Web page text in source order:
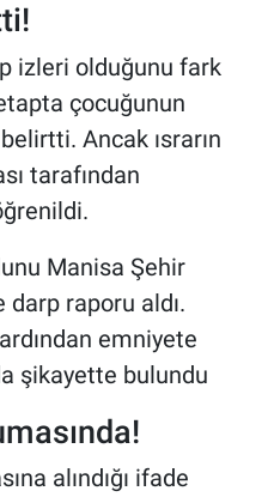
izleri olduğunu fark
çocuğunun
Ancak ısrarın
tarafından
Manisa Şehir
darp raporu aldı.
emniyete
şikayette bulundu
alındığı ifade